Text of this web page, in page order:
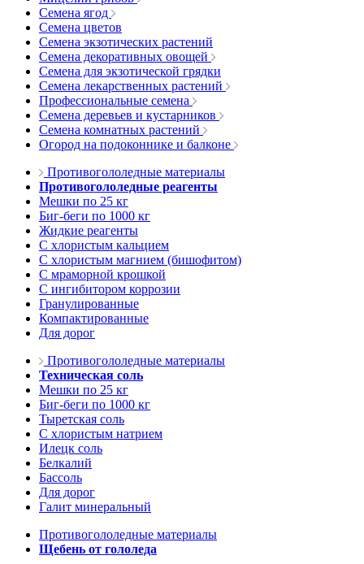
Семена ягод
Семена цветов
Семена экзотических растений
Семена декоративных овощей
Семена для экзотической грядки
Семена лекарственных растений
Профессиональные семена
Семена деревьев и кустарников
Семена комнатных растений
Огород на подоконнике и балконе
Противогололедные материалы
Противогололедные реагенты
Мешки по 25 кг
Биг-беги по 1000 кг
Жидкие реагенты
С хлористым кальцием
С хлористым магнием (бишофитом)
С мраморной крошкой
С ингибитором коррозии
Гранулированные
Компактированные
Для дорог
Противогололедные материалы
Техническая соль
Мешки по 25 кг
Биг-беги по 1000 кг
Тыретская соль
С хлористым натрием
Илецк соль
Белкалий
Бассоль
Для дорог
Галит минеральный
Противогололедные материалы
Щебень от гололеда